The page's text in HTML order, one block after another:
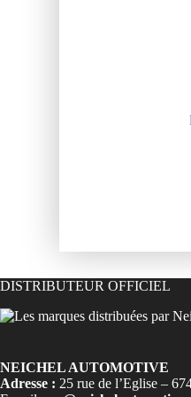
DISTRIBUTEUR OFFICIEL
NEICHEL AUTOMOTIVE
Adresse : 25 rue de l’Eglise –